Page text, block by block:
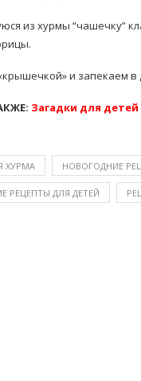
из хурмы “чашечку”
и запекаем в
Загадки для
ХУРМА НОВОГОДНИЕ
РЕЦЕПТЫ ДЛЯ ДЕТЕЙ